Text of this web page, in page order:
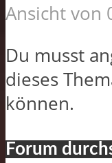
Ansicht von
Du musst
dieses
können.
Forum